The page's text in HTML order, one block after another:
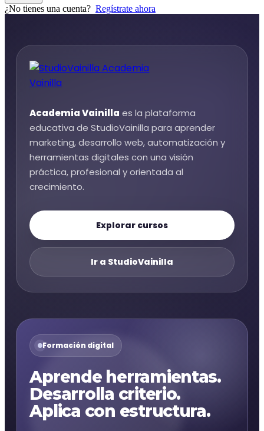
¿No tienes una cuenta? Regístrate ahora
Academia Vainilla es la plataforma
educativa de StudioVainilla para aprender
marketing, desarrollo web, automatización y
herramientas digitales con una visión
práctica, profesional y orientada al
crecimiento.
Explorar cursos
Ir a StudioVainilla
Formación digital
Aprende herramientas.
Desarrolla criterio.
Aplica con estructura.